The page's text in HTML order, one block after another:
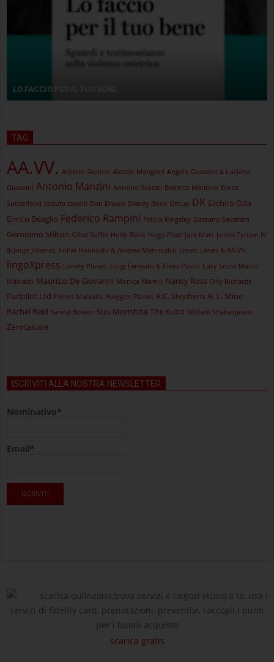
LO FACCIO PER IL TUO BENE
TAG
AA.VV. Alberto Savinio Alessio Mangoni Angela Giussani & Luciana
Giussani Antonio Manzini Antonio Scurati Beatrice Mautino Bruce
Sutherland caduta capelli Dan Brown Disney Book Group DK Eiichiro Oda
Enrico Deaglio Federico Rampini Felicia Kingsley Gaetano Savatteri
Geronimo Stilton Gilad Soffer Holly Black Hugo Pratt Jack Mars James Tynion IV
& Jorge Jimenez Kohei Horikoshi & Andrea Maniscalco Limes Limes & AA.VV.
lingoXpress Lonely Planet, Luigi Farrauto & Piero Pasini Lucy Score Marco
Malvaldi Maurizio De Giovanni Monica Marelli Nancy Ross Olly Richards
Padpilot Ltd Petros Markaris Polyglot Planet R.C. Stephens R. L. Stine
Rachel Reid Sarina Bowen Suu Morishita Tite Kubo William Shakespeare
Zerocalcare
ISCRIVITI ALLA NOSTRA NEWSLETTER
Nominativo*
Email*
scarica quiinzona,trova servizi e negozi vicino a te, usa i
servizi di fidelity card, prenotazioni, preventivi, raccogli i punti
per i buoni acquisto
scarica gratis